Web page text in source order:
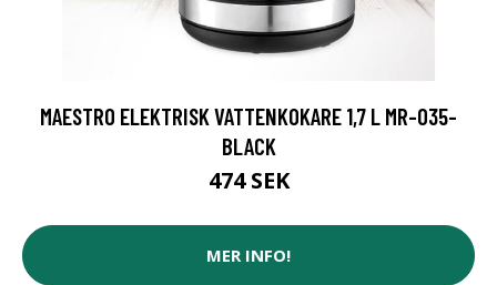
MAESTRO ELEKTRISK VATTENKOKARE 1,7 L MR-035-
BLACK
474 SEK
MER INFO!